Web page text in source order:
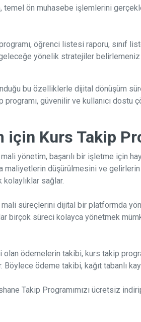
temel ön muhasebe işlemlerini
öğrenci listesi raporu, sınıf
yönelik stratejiler
bu özelliklerle dijital dönüşüm
güvenilir ve kullanıcı dostu
Kurs Takip
yönetim, başarılı bir işletme için
maliyetlerin düşürülmesini ve
kolaylıklar sağlar.
mali süreçlerini dijital bir platformda
birçok süreci kolayca yönetmek
olan ödemelerin takibi, kurs takip
ödeme takibi, kağıt tabanlı
Takip Programımızı ücretsiz